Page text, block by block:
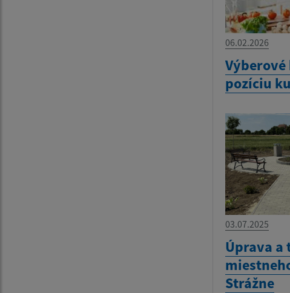
06.02.2026
pozíciu
03.07.2025
Úprava a
Strážne